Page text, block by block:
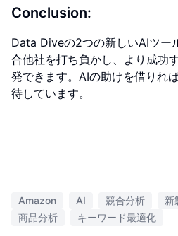
Conclusion:
Data Diveの2つの新しいAIツー
合他社を打ち負かし、より成功
発できます。AIの助けを借りれ
待しています。
Amazon AI 競合分析 新
商品分析
キーワード最適化